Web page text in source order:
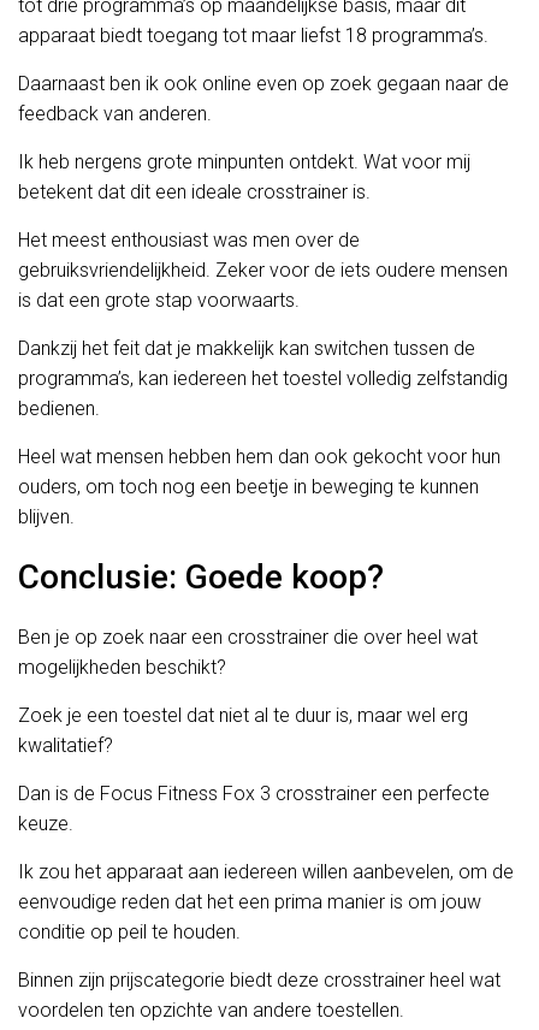
tot drie programma’s op maandelijkse basis, maar dit
apparaat biedt toegang tot maar liefst 18 programma’s.
Daarnaast ben ik ook online even op zoek gegaan naar de
feedback van anderen.
Ik heb nergens grote minpunten ontdekt. Wat voor mij
betekent dat dit een ideale crosstrainer is.
Het meest enthousiast was men over de
gebruiksvriendelijkheid. Zeker voor de iets oudere mensen
is dat een grote stap voorwaarts.
Dankzij het feit dat je makkelijk kan switchen tussen de
programma’s, kan iedereen het toestel volledig zelfstandig
bedienen.
Heel wat mensen hebben hem dan ook gekocht voor hun
ouders, om toch nog een beetje in beweging te kunnen
blijven.
Conclusie: Goede koop?
Ben je op zoek naar een crosstrainer die over heel wat
mogelijkheden beschikt?
Zoek je een toestel dat niet al te duur is, maar wel erg
kwalitatief?
Dan is de Focus Fitness Fox 3 crosstrainer een perfecte
keuze.
Ik zou het apparaat aan iedereen willen aanbevelen, om de
eenvoudige reden dat het een prima manier is om jouw
conditie op peil te houden.
Binnen zijn prijscategorie biedt deze crosstrainer heel wat
voordelen ten opzichte van andere toestellen.